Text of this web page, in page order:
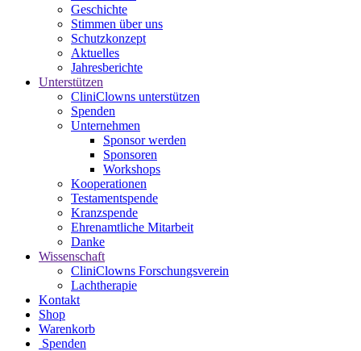
Geschichte
Stimmen über uns
Schutzkonzept
Aktuelles
Jahresberichte
Unterstützen
CliniClowns unterstützen
Spenden
Unternehmen
Sponsor werden
Sponsoren
Workshops
Kooperationen
Testamentspende
Kranzspende
Ehrenamtliche Mitarbeit
Danke
Wissenschaft
CliniClowns Forschungsverein
Lachtherapie
Kontakt
Shop
Warenkorb
Spenden